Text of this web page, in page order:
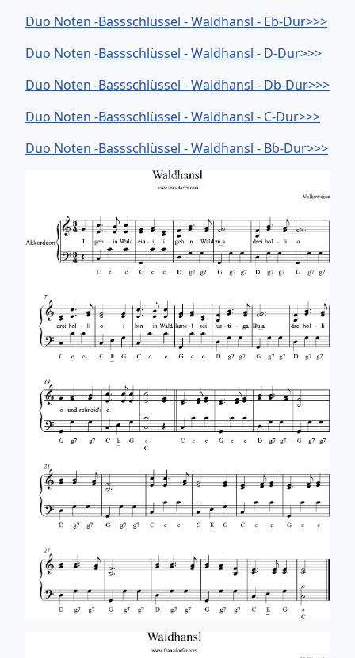
Duo Noten -Bassschlüssel - Waldhansl - Eb-Dur>>>
Duo Noten -Bassschlüssel - Waldhansl - D-Dur>>>
Duo Noten -Bassschlüssel - Waldhansl - Db-Dur>>>
Duo Noten -Bassschlüssel - Waldhansl - C-Dur>>>
Duo Noten -Bassschlüssel - Waldhansl - Bb-Dur>>>